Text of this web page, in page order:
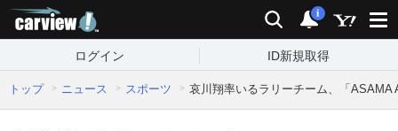
検索 通知
i
ログイン ID新規取得
トップ ニュース スポーツ 哀川翔率いるラリーチーム、「ASAMA